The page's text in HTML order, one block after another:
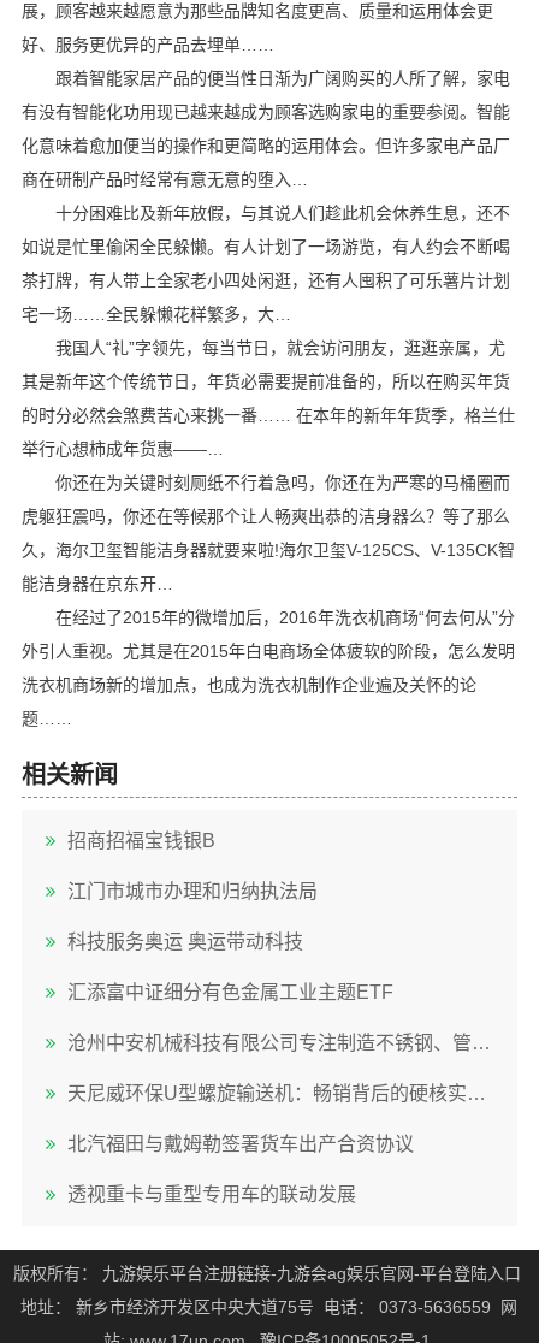
展，顾客越来越愿意为那些品牌知名度更高、质量和运用体会更
好、服务更优异的产品去埋单……
跟着智能家居产品的便当性日渐为广阔购买的人所了解，家电
有没有智能化功用现已越来越成为顾客选购家电的重要参阅。智能
化意味着愈加便当的操作和更简略的运用体会。但许多家电产品厂
商在研制产品时经常有意无意的堕入…
十分困难比及新年放假，与其说人们趁此机会休养生息，还不
如说是忙里偷闲全民躲懒。有人计划了一场游览，有人约会不断喝
茶打牌，有人带上全家老小四处闲逛，还有人囤积了可乐薯片计划
宅一场……全民躲懒花样繁多，大…
我国人“礼”字领先，每当节日，就会访问朋友，逛逛亲属，尤
其是新年这个传统节日，年货必需要提前准备的，所以在购买年货
的时分必然会煞费苦心来挑一番…… 在本年的新年年货季，格兰仕
举行心想柿成年货惠——…
你还在为关键时刻厕纸不行着急吗，你还在为严寒的马桶圈而
虎躯狂震吗，你还在等候那个让人畅爽出恭的洁身器么？等了那么
久，海尔卫玺智能洁身器就要来啦!海尔卫玺V-125CS、V-135CK智
能洁身器在京东开…
在经过了2015年的微增加后，2016年洗衣机商场“何去何从”分
外引人重视。尤其是在2015年白电商场全体疲软的阶段，怎么发明
洗衣机商场新的增加点，也成为洗衣机制作企业遍及关怀的论
题……
相关新闻
招商招福宝钱银B
江门市城市办理和归纳执法局
科技服务奥运 奥运带动科技
汇添富中证细分有色金属工业主题ETF
沧州中安机械科技有限公司专注制造不锈钢、管式及碳钢螺旋输送机技术团队全程严格把控
天尼威环保U型螺旋输送机：畅销背后的硬核实力揭秘
北汽福田与戴姆勒签署货车出产合资协议
透视重卡与重型专用车的联动发展
版权所有：
九游娱乐平台注册链接-九游会ag娱乐官网-平台登陆入口
地址：
新乡市经济开发区中央大道75号 电话： 0373-5636559
网